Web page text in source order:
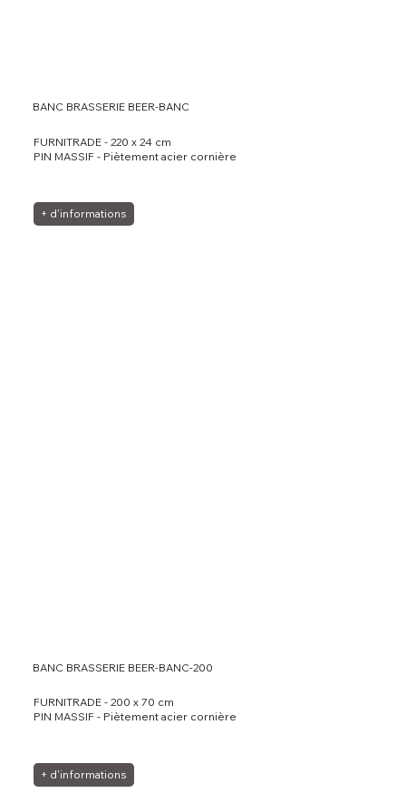
BANC BRASSERIE BEER-BANC
FURNITRADE - 220 x 24 cm
PIN MASSIF - Piètement acier cornière
+ d'informations
BANC BRASSERIE BEER-BANC-200
FURNITRADE - 200 x 70 cm
PIN MASSIF - Piètement acier cornière
+ d'informations